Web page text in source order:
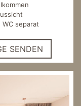
WC separat
SENDEN